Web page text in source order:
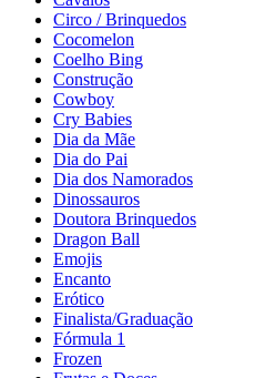
Circo / Brinquedos
Cocomelon
Coelho Bing
Construção
Cowboy
Cry Babies
Dia da Mãe
Dia do Pai
Dia dos Namorados
Dinossauros
Doutora Brinquedos
Dragon Ball
Emojis
Encanto
Erótico
Finalista/Graduação
Fórmula 1
Frozen